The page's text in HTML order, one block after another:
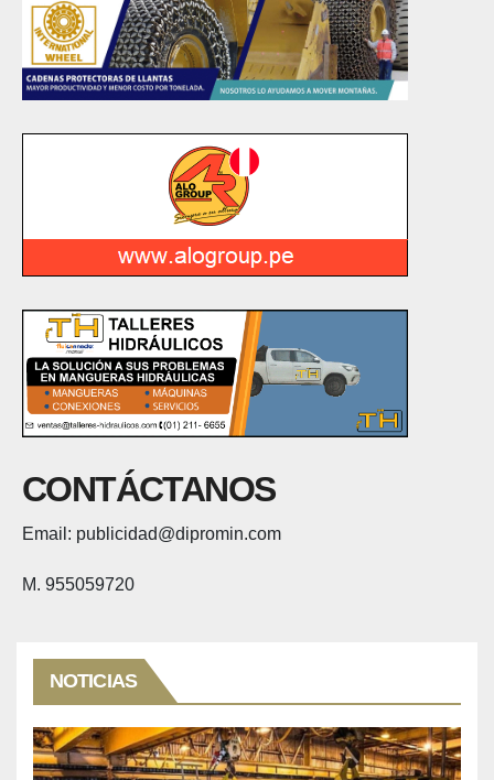
CONTÁCTANOS
Email: publicidad@dipromin.com
M. 955059720
NOTICIAS